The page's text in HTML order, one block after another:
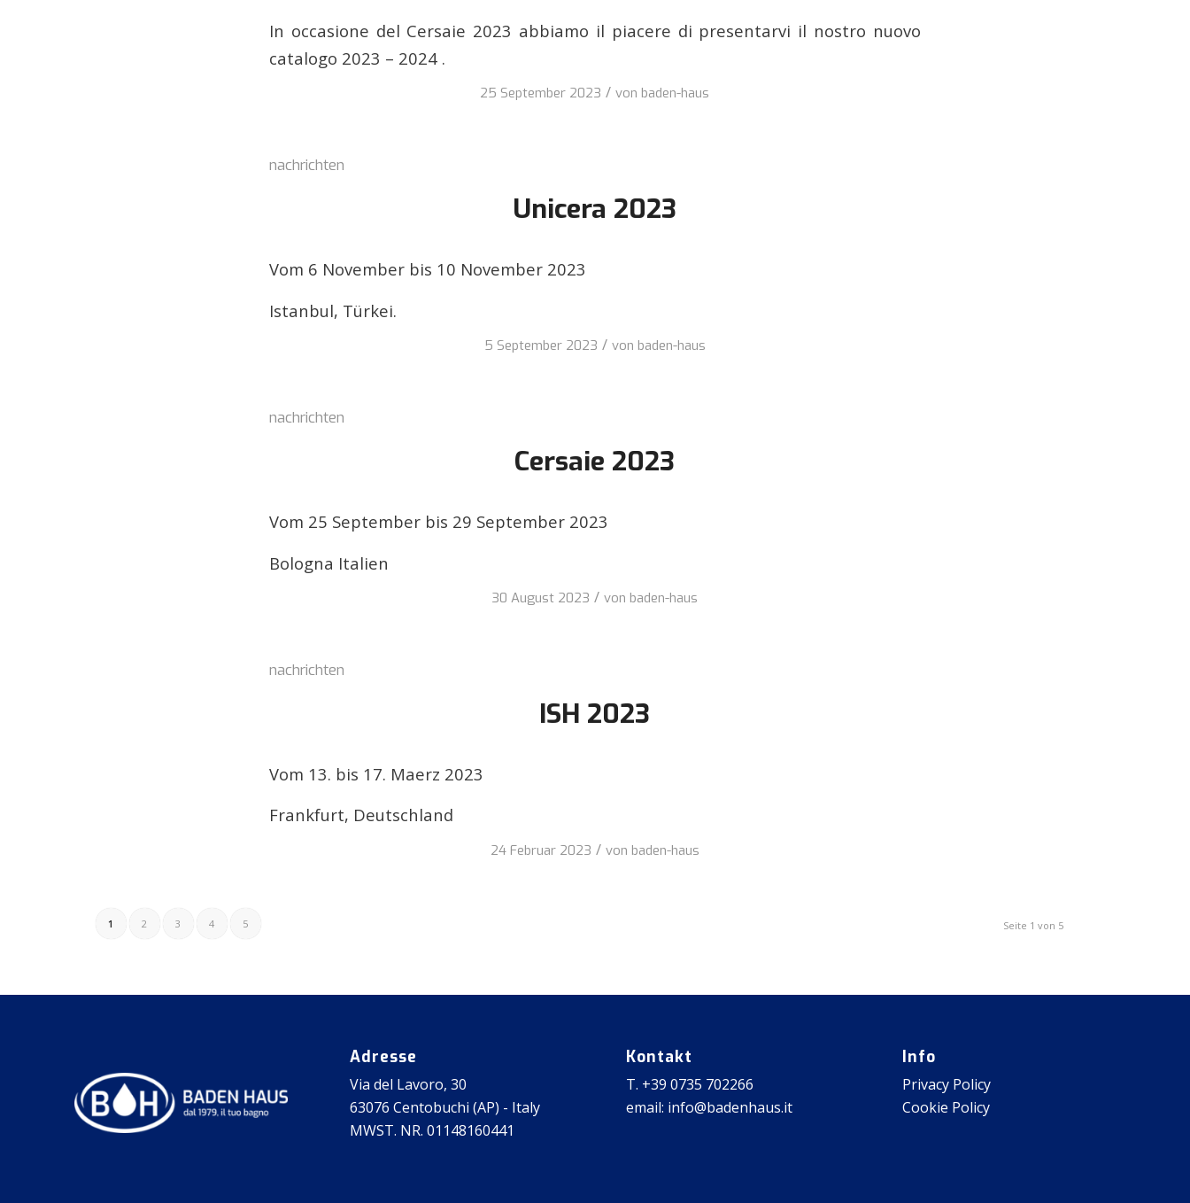
In occasione del Cersaie 2023 abbiamo il piacere di presentarvi il nostro nuovo
catalogo 2023 – 2024 .
25 September 2023 / von baden-haus
nachrichten
Unicera 2023
Vom 6 November bis 10 November 2023
Istanbul, Türkei.
5 September 2023 / von baden-haus
nachrichten
Cersaie 2023
Vom 25 September bis 29 September 2023
Bologna Italien
30 August 2023 / von baden-haus
nachrichten
ISH 2023
Vom 13. bis 17. Maerz 2023
Frankfurt, Deutschland
24 Februar 2023 / von baden-haus
Seite 1 von 5
1 2 3 4 5
Adresse
Via del Lavoro, 30
63076 Centobuchi (AP) - Italy
MWST. NR. 01148160441
Kontakt
T. +39 0735 702266
email: info@badenhaus.it
Info
Privacy Policy
Cookie Policy